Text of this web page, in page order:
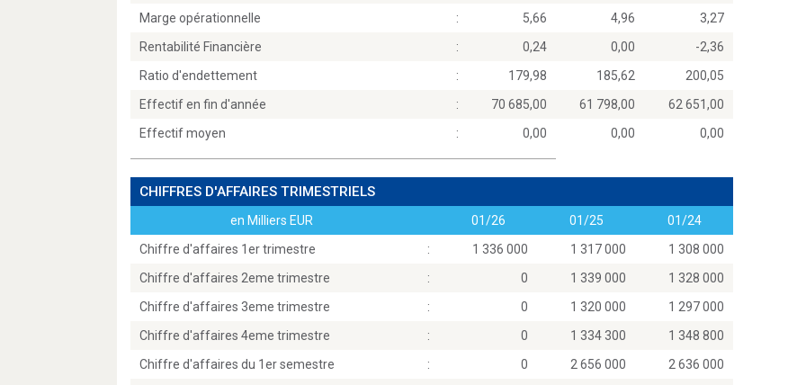
Marge opérationnelle
: 5,66 4,96
3,27
Rentabilité Financière
: 0,24 0,00
-2,36
Ratio d'endettement
: 179,98 185,62
200,05
Effectif en fin d'année
: 70 685,00 61 798,00
62 651,00
Effectif moyen
: 0,00 0,00 0,00
CHIFFRES D'AFFAIRES TRIMESTRIELS
en Milliers EUR 01/26 01/25
01/24
Chiffre d'affaires 1er trimestre
: 1 336 000 1 317 000
1 308 000
Chiffre d'affaires 2eme trimestre
: 0 1 339 000
1 328 000
Chiffre d'affaires 3eme trimestre
: 0 1 320 000
1 297 000
Chiffre d'affaires 4eme trimestre
: 0 1 334 300
1 348 800
Chiffre d'affaires du 1er semestre
: 0 2 656 000
2 636 000